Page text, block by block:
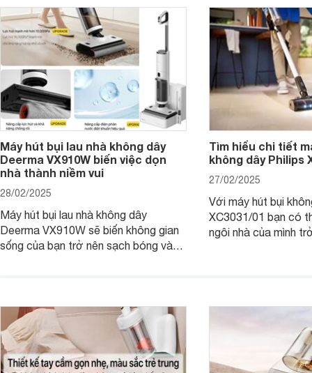
năng nổi bật của sản phẩm này nhé.
ngóc ngách, trả lại
gian sống sạch sẽ
Máy hút bụi lau nhà không dây
Deerma VX910W biến việc dọn
nhà thành niềm vui
28/02/2025
Máy hút bụi lau nhà không dây
Deerma VX910W sẽ biến không gian
sống của bạn trở nên sạch bóng và
VX910W mang lại!
Tìm hiểu chi tiết
không dây Philips
27/02/2025
Với máy hút bụi
XC3031/01 bạn có
ngôi nhà của mình